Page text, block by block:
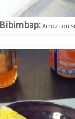
Bibimbap: Arroz con